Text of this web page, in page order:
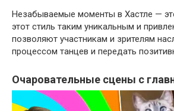
Незабываемые моменты в Хастле —
этот стиль таким уникальным и
позволяют участникам и зрителям
процессом танцев и передать
Очаровательные сцены с